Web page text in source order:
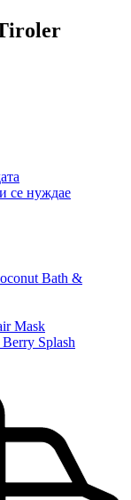
се нуждае
Bath &
Mask
Splash